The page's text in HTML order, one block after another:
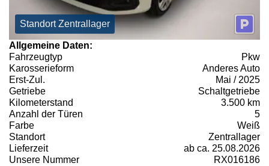
Standort Zentrallager
Allgemeine Daten:
Fahrzeugtyp
Pkw
Karosserieform
Anderes Auto
Erst-Zul.
Mai / 2025
Getriebe
Schaltgetriebe
Kilometerstand
3.500 km
Anzahl der Türen
5
Farbe
Weiß
Standort
Zentrallager
Lieferzeit
ab ca. 25.08.2026
Unsere Nummer
RX016186